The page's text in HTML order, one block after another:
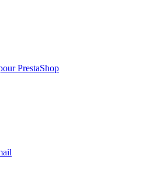
PrestaShop